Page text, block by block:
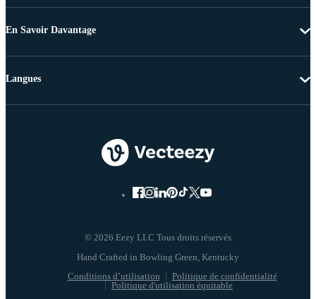
En Savoir Davantage
© 2026 Eezy LLC Tous droits réservés
Conditions d’utilisation
Politique de confidentialité
Politique d'utilisation équitable
Langues